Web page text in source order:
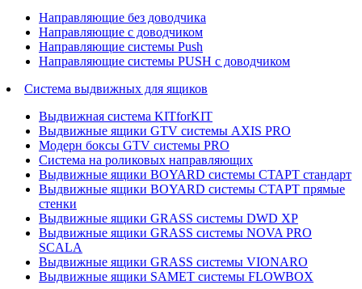
Направляющие без доводчика
Направляющие с доводчиком
Направляющие системы Push
Направляющие системы PUSH с доводчиком
Система выдвижных для ящиков
Выдвижная система KITforKIT
Выдвижные ящики GTV системы AXIS PRO
Модерн боксы GTV системы PRO
Система на роликовых направляющих
Выдвижные ящики BOYARD системы СТАРТ стандарт
Выдвижные ящики BOYARD системы СТАРТ прямые
стенки
Выдвижные ящики GRASS системы DWD XP
Выдвижные ящики GRASS системы NOVA PRO
SCALA
Выдвижные ящики GRASS системы VIONARO
Выдвижные ящики SAMET системы FLOWBOX